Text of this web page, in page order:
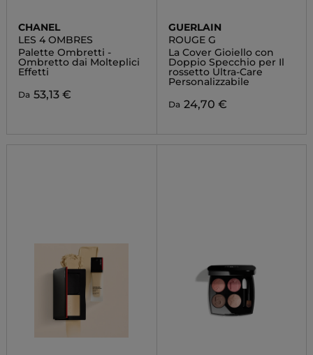
CHANEL
LES 4 OMBRES
Palette Ombretti -
Ombretto dai Molteplici
Effetti
Da 53,13 €
GUERLAIN
ROUGE G
La Cover Gioiello con
Doppio Specchio per Il
rossetto Ultra-Care
Personalizzabile
Da 24,70 €